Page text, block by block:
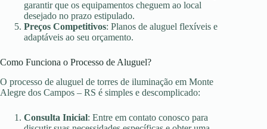
garantir que os equipamentos cheguem ao local
desejado no prazo estipulado.
Preços Competitivos: Planos de aluguel flexíveis e
adaptáveis ao seu orçamento.
Como Funciona o Processo de Aluguel?
O processo de aluguel de torres de iluminação em Monte
Alegre dos Campos – RS é simples e descomplicado:
Consulta Inicial: Entre em contato conosco para